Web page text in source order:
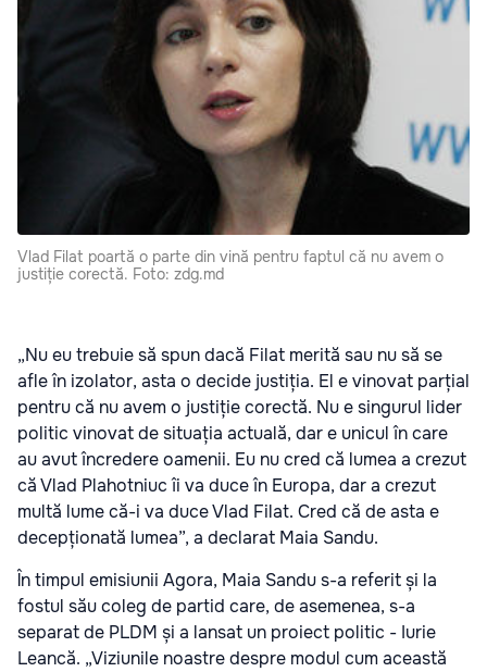
Vlad Filat poartă o parte din vină pentru faptul că nu avem o
justiție corectă. Foto: zdg.md
„Nu eu trebuie să spun dacă Filat merită sau nu să se
afle în izolator, asta o decide justiția. El e vinovat parțial
pentru că nu avem o justiție corectă. Nu e singurul lider
politic vinovat de situația actuală, dar e unicul în care
au avut încredere oamenii. Eu nu cred că lumea a crezut
că Vlad Plahotniuc îi va duce în Europa, dar a crezut
multă lume că-i va duce Vlad Filat. Cred că de asta e
decepționată lumea”, a declarat Maia Sandu.
În timpul emisiunii Agora, Maia Sandu s-a referit și la
fostul său coleg de partid care, de asemenea, s-a
separat de PLDM și a lansat un proiect politic - Iurie
Leancă. „Viziunile noastre despre modul cum această